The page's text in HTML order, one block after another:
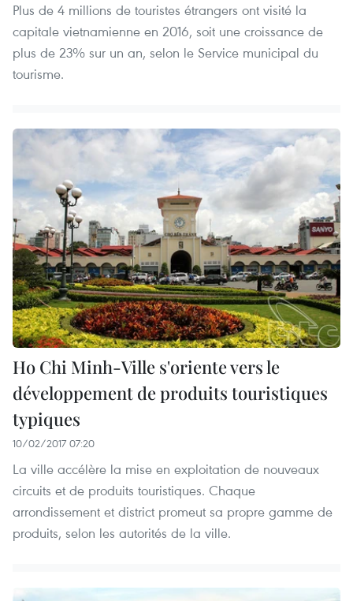
Plus de 4 millions de touristes étrangers ont visité la
capitale vietnamienne en 2016, soit une croissance de
plus de 23% sur un an, selon le Service municipal du
tourisme.
Ho Chi Minh-Ville s'oriente vers le
développement de produits touristiques
typiques
10/02/2017 07:20
La ville accélère la mise en exploitation de nouveaux
circuits et de produits touristiques. Chaque
arrondissement et district promeut s​a propre gamme de
produits, selon les autorités de la ville.